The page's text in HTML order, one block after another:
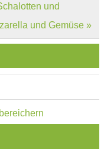
und
und Gemüse »